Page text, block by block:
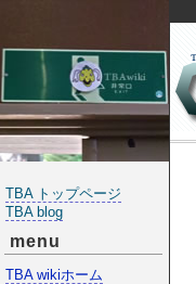
TBA トップページ
TBA blog
menu
TBA wikiホーム